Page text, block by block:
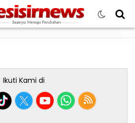
Ikuti Kami di